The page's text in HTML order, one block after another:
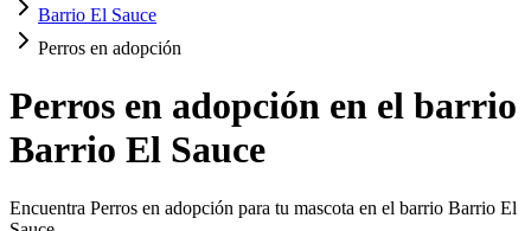
Barrio El Sauce
Perros en adopción
Perros en adopción en el barrio
Barrio El Sauce
Encuentra Perros en adopción para tu mascota en el barrio Barrio El